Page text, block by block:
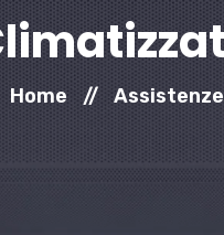
Home //